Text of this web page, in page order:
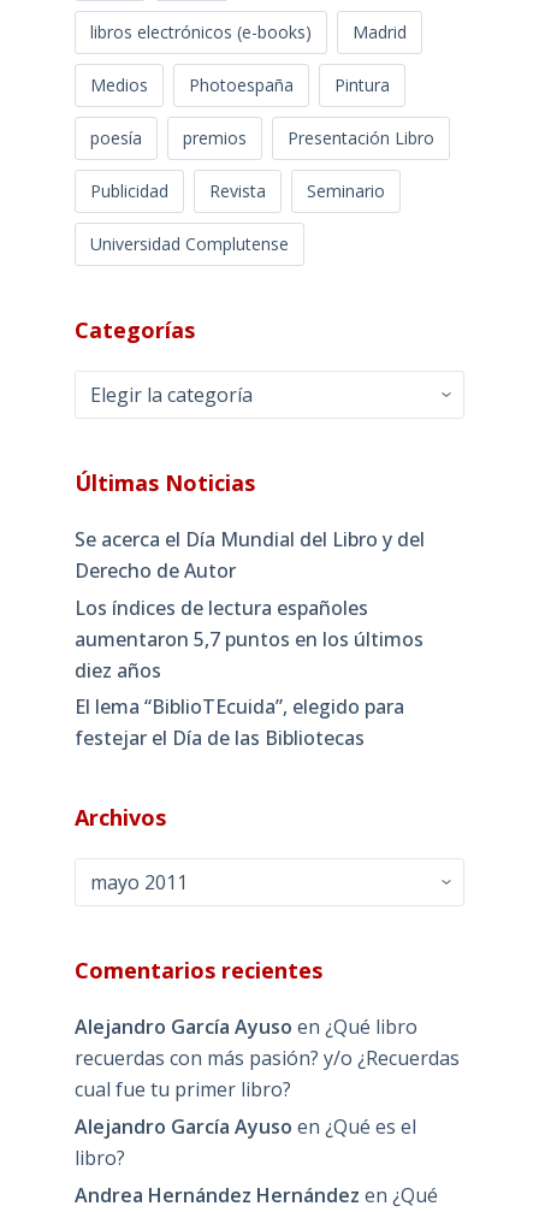
libros electrónicos (e-books) Madrid
Medios Photoespaña Pintura
poesía premios Presentación Libro
Publicidad Revista Seminario
Universidad Complutense
Categorías
Categorías
Últimas Noticias
Se acerca el Día Mundial del Libro y del
Derecho de Autor
Los índices de lectura españoles
aumentaron 5,7 puntos en los últimos
diez años
El lema “BiblioTEcuida”, elegido para
festejar el Día de las Bibliotecas
Archivos
Comentarios recientes
Alejandro García Ayuso en ¿Qué libro
recuerdas con más pasión? y/o ¿Recuerdas
cual fue tu primer libro?
Alejandro García Ayuso en ¿Qué es el
libro?
Andrea Hernández Hernández en ¿Qué